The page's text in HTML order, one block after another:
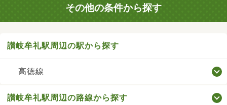
その他の条件から探す
讃岐牟礼駅周辺の駅から探す
高徳線
讃岐牟礼駅周辺の路線から探す